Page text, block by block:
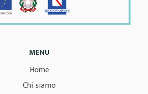
MENU
Home
Chi siamo